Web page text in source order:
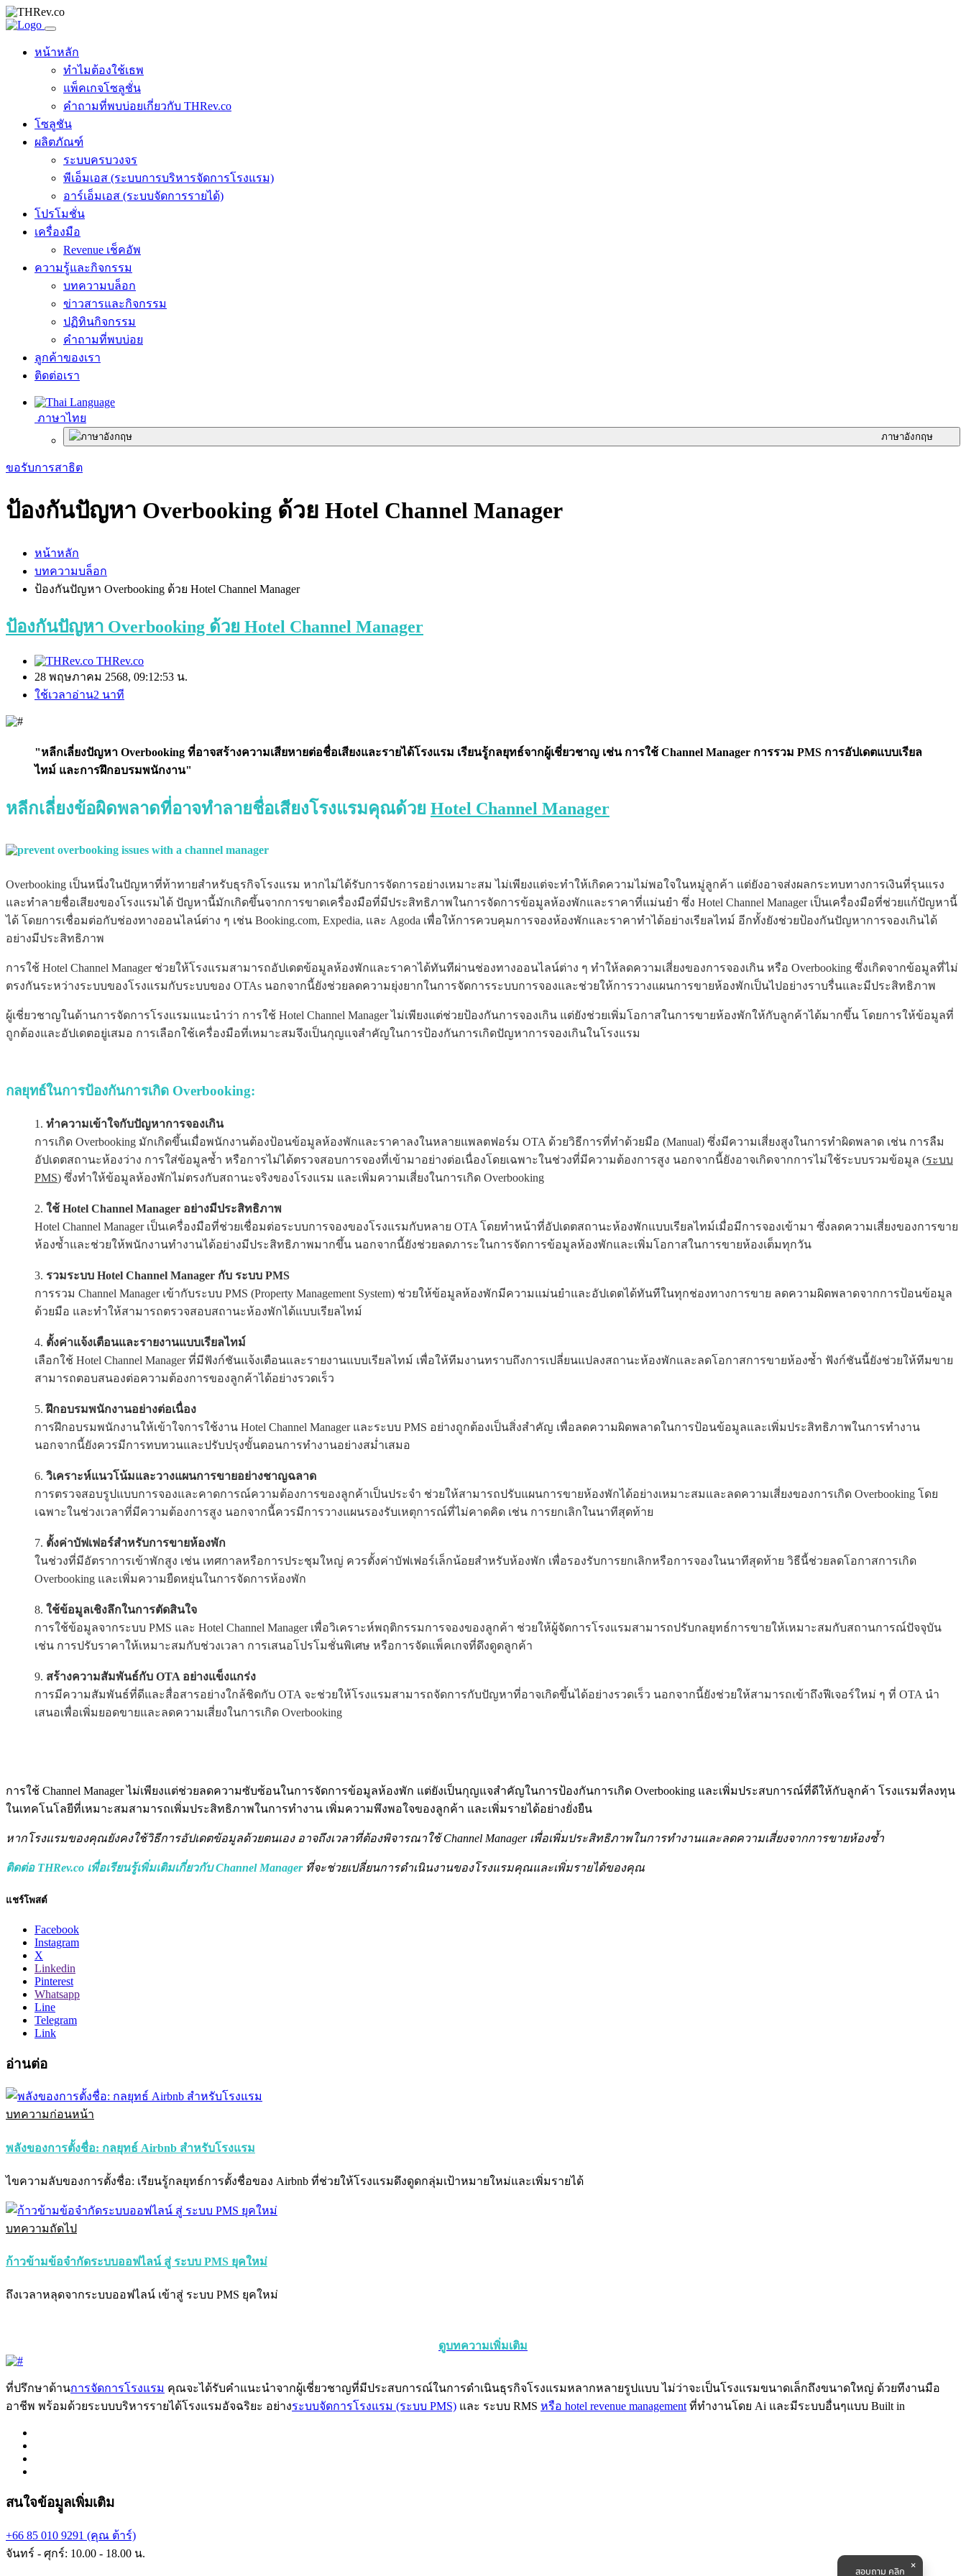
หน้าหลัก
ทำไมต้องใช้เธพ
แพ็คเกจโซลูชั่น
คำถามที่พบบ่อยเกี่ยวกับ THRev.co
โซลูชัน
ผลิตภัณฑ์
ระบบครบวงจร
พีเอ็มเอส (ระบบการบริหารจัดการโรงแรม)
อาร์เอ็มเอส (ระบบจัดการรายได้)
โปรโมชั่น
เครื่องมือ
Revenue เช็คอัพ
ความรู้และกิจกรรม
บทความบล็อก
ข่าวสารและกิจกรรม
ปฏิทินกิจกรรม
คำถามที่พบบ่อย
ลูกค้าของเรา
ติดต่อเรา
ภาษาไทย
ภาษาอังกฤษ
ขอรับการสาธิต
ป้องกันปัญหา Overbooking ด้วย Hotel Channel Manager
หน้าหลัก
บทความบล็อก
ป้องกันปัญหา Overbooking ด้วย Hotel Channel Manager
ป้องกันปัญหา Overbooking ด้วย Hotel Channel Manager
THRev.co
28 พฤษภาคม 2568, 09:12:53 น.
ใช้เวลาอ่าน2 นาที
"หลีกเลี่ยงปัญหา Overbooking ที่อาจสร้างความเสียหายต่อชื่อเสียงและรายได้โรงแรม เรียนรู้กลยุทธ์จากผู้เชี่ยวชาญ เช่น การใช้ Channel Manager การรวม PMS การอัปเดตแบบเรียล
ไทม์ และการฝึกอบรมพนักงาน"
หลีกเลี่ยงข้อผิดพลาดที่อาจทำลายชื่อเสียงโรงแรมคุณด้วย Hotel Channel Manager
Overbooking เป็นหนึ่งในปัญหาที่ท้าทายสำหรับธุรกิจโรงแรม หากไม่ได้รับการจัดการอย่างเหมาะสม ไม่เพียงแต่จะทำให้เกิดความไม่พอใจในหมู่ลูกค้า แต่ยังอาจส่งผลกระทบทางการเงินที่รุนแรง
และทำลายชื่อเสียงของโรงแรมได้ ปัญหานี้มักเกิดขึ้นจากการขาดเครื่องมือที่มีประสิทธิภาพในการจัดการข้อมูลห้องพักและราคาที่แม่นยำ ซึ่ง Hotel Channel Manager เป็นเครื่องมือที่ช่วยแก้ปัญหานี้
ได้ โดยการเชื่อมต่อกับช่องทางออนไลน์ต่าง ๆ เช่น Booking.com, Expedia, และ Agoda เพื่อให้การควบคุมการจองห้องพักและราคาทำได้อย่างเรียลไทม์ อีกทั้งยังช่วยป้องกันปัญหาการจองเกินได้
อย่างมีประสิทธิภาพ
การใช้ Hotel Channel Manager ช่วยให้โรงแรมสามารถอัปเดตข้อมูลห้องพักและราคาได้ทันทีผ่านช่องทางออนไลน์ต่าง ๆ ทำให้ลดความเสี่ยงของการจองเกิน หรือ Overbooking ซึ่งเกิดจากข้อมูลที่ไม่
ตรงกันระหว่างระบบของโรงแรมกับระบบของ OTAs นอกจากนี้ยังช่วยลดความยุ่งยากในการจัดการระบบการจองและช่วยให้การวางแผนการขายห้องพักเป็นไปอย่างราบรื่นและมีประสิทธิภาพ
ผู้เชี่ยวชาญในด้านการจัดการโรงแรมแนะนำว่า การใช้ Hotel Channel Manager ไม่เพียงแต่ช่วยป้องกันการจองเกิน แต่ยังช่วยเพิ่มโอกาสในการขายห้องพักให้กับลูกค้าได้มากขึ้น โดยการให้ข้อมูลที่
ถูกต้องและอัปเดตอยู่เสมอ การเลือกใช้เครื่องมือที่เหมาะสมจึงเป็นกุญแจสำคัญในการป้องกันการเกิดปัญหาการจองเกินในโรงแรม
กลยุทธ์ในการป้องกันการเกิด Overbooking:
ทำความเข้าใจกับปัญหาการจองเกิน
การเกิด Overbooking มักเกิดขึ้นเมื่อพนักงานต้องป้อนข้อมูลห้องพักและราคาลงในหลายแพลตฟอร์ม OTA ด้วยวิธีการที่ทำด้วยมือ (Manual) ซึ่งมีความเสี่ยงสูงในการทำผิดพลาด เช่น การลืม
อัปเดตสถานะห้องว่าง การใส่ข้อมูลซ้ำ หรือการไม่ได้ตรวจสอบการจองที่เข้ามาอย่างต่อเนื่องโดยเฉพาะในช่วงที่มีความต้องการสูง นอกจากนี้ยังอาจเกิดจากการไม่ใช้ระบบรวมข้อมูล (ระบบ
PMS) ซึ่งทำให้ข้อมูลห้องพักไม่ตรงกับสถานะจริงของโรงแรม และเพิ่มความเสี่ยงในการเกิด Overbooking
ใช้ Hotel Channel Manager อย่างมีประสิทธิภาพ
Hotel Channel Manager เป็นเครื่องมือที่ช่วยเชื่อมต่อระบบการจองของโรงแรมกับหลาย OTA โดยทำหน้าที่อัปเดตสถานะห้องพักแบบเรียลไทม์เมื่อมีการจองเข้ามา ซึ่งลดความเสี่ยงของการขาย
ห้องซ้ำและช่วยให้พนักงานทำงานได้อย่างมีประสิทธิภาพมากขึ้น นอกจากนี้ยังช่วยลดภาระในการจัดการข้อมูลห้องพักและเพิ่มโอกาสในการขายห้องเต็มทุกวัน
รวมระบบ Hotel Channel Manager กับ ระบบ PMS
การรวม Channel Manager เข้ากับระบบ PMS (Property Management System) ช่วยให้ข้อมูลห้องพักมีความแม่นยำและอัปเดตได้ทันทีในทุกช่องทางการขาย ลดความผิดพลาดจากการป้อนข้อมูล
ด้วยมือ และทำให้สามารถตรวจสอบสถานะห้องพักได้แบบเรียลไทม์
ตั้งค่าแจ้งเตือนและรายงานแบบเรียลไทม์
เลือกใช้ Hotel Channel Manager ที่มีฟังก์ชันแจ้งเตือนและรายงานแบบเรียลไทม์ เพื่อให้ทีมงานทราบถึงการเปลี่ยนแปลงสถานะห้องพักและลดโอกาสการขายห้องซ้ำ ฟังก์ชันนี้ยังช่วยให้ทีมขาย
สามารถตอบสนองต่อความต้องการของลูกค้าได้อย่างรวดเร็ว
ฝึกอบรมพนักงานอย่างต่อเนื่อง
การฝึกอบรมพนักงานให้เข้าใจการใช้งาน Hotel Channel Manager และระบบ PMS อย่างถูกต้องเป็นสิ่งสำคัญ เพื่อลดความผิดพลาดในการป้อนข้อมูลและเพิ่มประสิทธิภาพในการทำงาน
นอกจากนี้ยังควรมีการทบทวนและปรับปรุงขั้นตอนการทำงานอย่างสม่ำเสมอ
วิเคราะห์แนวโน้มและวางแผนการขายอย่างชาญฉลาด
การตรวจสอบรูปแบบการจองและคาดการณ์ความต้องการของลูกค้าเป็นประจำ ช่วยให้สามารถปรับแผนการขายห้องพักได้อย่างเหมาะสมและลดความเสี่ยงของการเกิด Overbooking โดย
เฉพาะในช่วงเวลาที่มีความต้องการสูง นอกจากนี้ควรมีการวางแผนรองรับเหตุการณ์ที่ไม่คาดคิด เช่น การยกเลิกในนาทีสุดท้าย
ตั้งค่าบัฟเฟอร์สำหรับการขายห้องพัก
ในช่วงที่มีอัตราการเข้าพักสูง เช่น เทศกาลหรือการประชุมใหญ่ ควรตั้งค่าบัฟเฟอร์เล็กน้อยสำหรับห้องพัก เพื่อรองรับการยกเลิกหรือการจองในนาทีสุดท้าย วิธีนี้ช่วยลดโอกาสการเกิด
Overbooking และเพิ่มความยืดหยุ่นในการจัดการห้องพัก
ใช้ข้อมูลเชิงลึกในการตัดสินใจ
การใช้ข้อมูลจากระบบ PMS และ Hotel Channel Manager เพื่อวิเคราะห์พฤติกรรมการจองของลูกค้า ช่วยให้ผู้จัดการโรงแรมสามารถปรับกลยุทธ์การขายให้เหมาะสมกับสถานการณ์ปัจจุบัน
เช่น การปรับราคาให้เหมาะสมกับช่วงเวลา การเสนอโปรโมชั่นพิเศษ หรือการจัดแพ็คเกจที่ดึงดูดลูกค้า
สร้างความสัมพันธ์กับ OTA อย่างแข็งแกร่ง
การมีความสัมพันธ์ที่ดีและสื่อสารอย่างใกล้ชิดกับ OTA จะช่วยให้โรงแรมสามารถจัดการกับปัญหาที่อาจเกิดขึ้นได้อย่างรวดเร็ว นอกจากนี้ยังช่วยให้สามารถเข้าถึงฟีเจอร์ใหม่ ๆ ที่ OTA นำ
เสนอเพื่อเพิ่มยอดขายและลดความเสี่ยงในการเกิด Overbooking
การใช้ Channel Manager ไม่เพียงแต่ช่วยลดความซับซ้อนในการจัดการข้อมูลห้องพัก แต่ยังเป็นกุญแจสำคัญในการป้องกันการเกิด Overbooking และเพิ่มประสบการณ์ที่ดีให้กับลูกค้า โรงแรมที่ลงทุน
ในเทคโนโลยีที่เหมาะสมสามารถเพิ่มประสิทธิภาพในการทำงาน เพิ่มความพึงพอใจของลูกค้า และเพิ่มรายได้อย่างยั่งยืน
หากโรงแรมของคุณยังคงใช้วิธีการอัปเดตข้อมูลด้วยตนเอง อาจถึงเวลาที่ต้องพิจารณาใช้ Channel Manager เพื่อเพิ่มประสิทธิภาพในการทำงานและลดความเสี่ยงจากการขายห้องซ้ำ
ติดต่อ THRev.co เพื่อเรียนรู้เพิ่มเติมเกี่ยวกับ Channel Managerที่จะช่วยเปลี่ยนการดำเนินงานของโรงแรมคุณและเพิ่มรายได้ของคุณ
แชร์โพสต์
Facebook
Instagram
X
Linkedin
Pinterest
Whatsapp
Line
Telegram
Link
อ่านต่อ
บทความก่อนหน้า
พลังของการตั้งชื่อ: กลยุทธ์ Airbnb สำหรับโรงแรม
ไขความลับของการตั้งชื่อ: เรียนรู้กลยุทธ์การตั้งชื่อของ Airbnb ที่ช่วยให้โรงแรมดึงดูดกลุ่มเป้าหมายใหม่และเพิ่มรายได้
บทความถัดไป
ก้าวข้ามข้อจำกัดระบบออฟไลน์ สู่ ระบบ PMS ยุคใหม่
ถึงเวลาหลุดจากระบบออฟไลน์ เข้าสู่ ระบบ PMS ยุคใหม่
ดูบทความเพิ่มเติม
ที่ปรึกษาด้านการจัดการโรงแรม คุณจะได้รับคำแนะนำจากผู้เชี่ยวชาญที่มีประสบการณ์ในการดำเนินธุรกิจโรงแรมหลากหลายรูปแบบ ไม่ว่าจะเป็นโรงแรมขนาดเล็กถึงขนาดใหญ่ ด้วยทีงานมือ
อาชีพ พร้อมด้วยระบบบริหารรายได้โรงแรมอัจฉริยะ อย่างระบบจัดการโรงแรม (ระบบ PMS) และ ระบบ RMS หรือ hotel revenue managementที่ทำงานโดย Ai และมีระบบอื่นๆแบบ Built in
สนใจข้อมููลเพิ่มเติม
+66 85 010 9291 (คุณ ต้าร์)
จันทร์ - ศุกร์: 10.00 - 18.00 น.
สอบถาม คลิก